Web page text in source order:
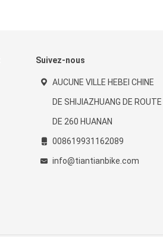
Suivez-nous
AUCUNE VILLE HEBEI CHINE
DE SHIJIAZHUANG DE ROUTE
DE 260 HUANAN
008619931162089
info@tiantianbike.com